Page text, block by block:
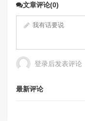
文章评论(0)
登录后发表评论
最新评论